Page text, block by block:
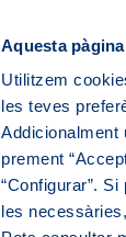
Aquesta
Utilitzem
les teves
Addicionalment
prement
“Configurar”.
les